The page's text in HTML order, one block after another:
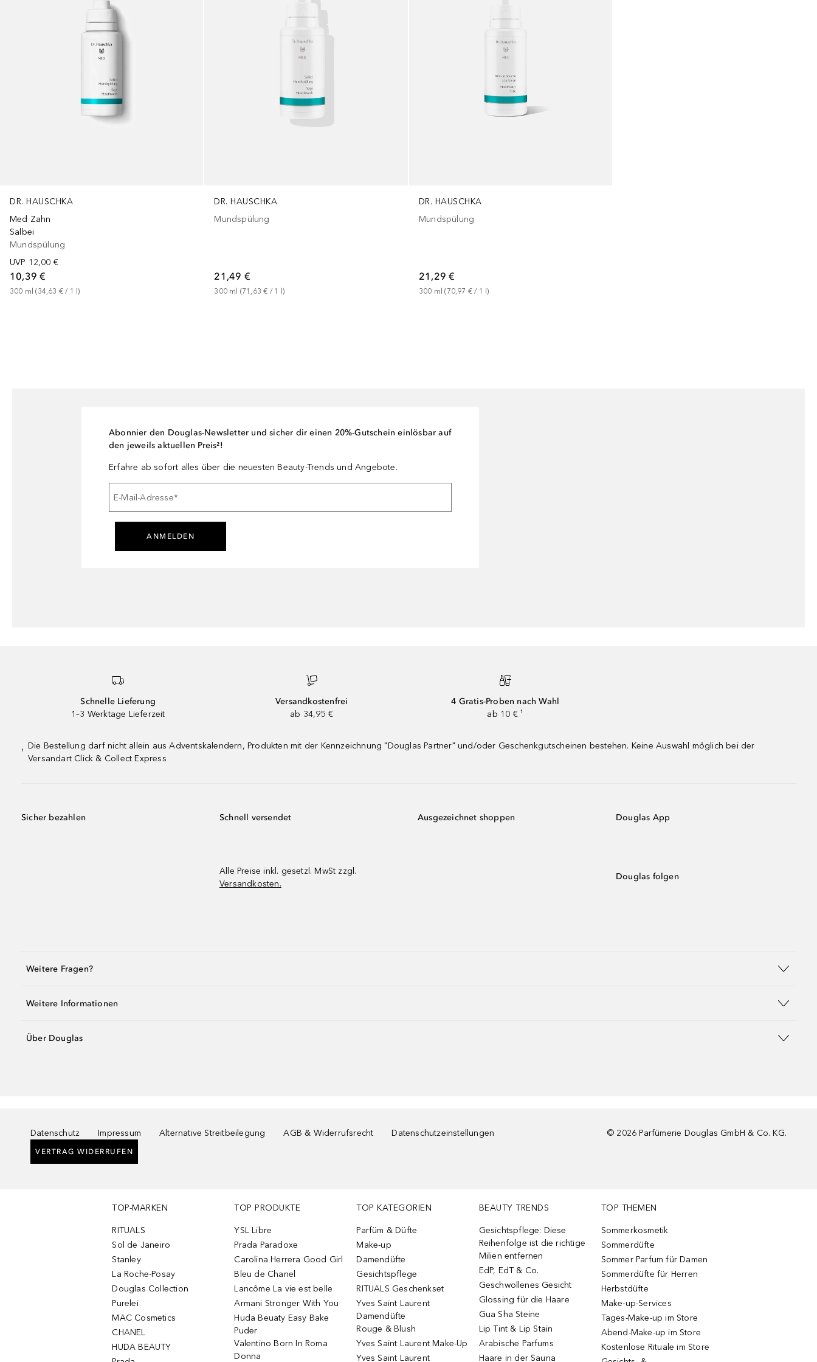
DR. HAUSCHKA
Med Zahn
Salbei
Mundspülung
UVP 12,00 €
10,39 €
300 ml (34,63 € / 1 l)
DR. HAUSCHKA
Mundspülung
21,49 €
300 ml (71,63 € / 1 )
DR. HAUSCHKA
Mundspülung
21,29 €
300 ml (70,97 € / 1 l)
Abonnier den Douglas-Newsletter und sicher dir einen 20%-Gutschein einlösbar auf
den jeweils aktuellen Preis²!
Erfahre ab sofort alles über die neuesten Beauty-Trends und Angebote.
E-Mail-Adresse*
ANMELDEN
Schnelle Lieferung
1–3 Werktage Lieferzeit
Versandkostenfrei
ab 34,95 €
4 Gratis-Proben nach Wahl
ab 10 € ¹
¹
Die Bestellung darf nicht allein aus Adventskalendern, Produkten mit der Kennzeichnung "Douglas Partner" und/oder Geschenkgutscheinen bestehen. Keine Auswahl möglich bei der
Versandart Click & Collect Express
Sicher bezahlen Schnell versendet
Alle Preise inkl. gesetzl. MwSt zzgl.
Versandkosten.
Ausgezeichnet shoppen Douglas App
Douglas folgen
Weitere Fragen?
Weitere Informationen
Über Douglas
Datenschutz Impressum Alternative Streitbeilegung AGB & Widerrufsrecht Datenschutzeinstellungen
VERTRAG WIDERRUFEN
© 2026 Parfümerie Douglas GmbH & Co. KG.
TOP-MARKEN
RITUALS
Sol de Janeiro
Stanley
La Roche-Posay
Douglas Collection
Purelei
MAC Cosmetics
CHANEL
HUDA BEAUTY
TOP PRODUKTE
YSL Libre
Prada Paradoxe
Carolina Herrera Good Girl
Bleu de Chanel
Lancôme La vie est belle
Armani Stronger With You
Huda Beuaty Easy Bake
Puder
Valentino Born In Roma
Donna
TOP KATEGORIEN
Parfüm & Düfte
Make-up
Damendüfte
Gesichtspflege
RITUALS Geschenkset
Yves Saint Laurent
Damendüfte
Rouge & Blush
Yves Saint Laurent Make-Up
Yves Saint Laurent
BEAUTY TRENDS
Gesichtspflege: Diese
Reihenfolge ist die richtige
Milien entfernen
EdP, EdT & Co.
Geschwollenes Gesicht
Glossing für die Haare
Gua Sha Steine
Lip Tint & Lip Stain
Arabische Parfums
Haare in der Sauna
TOP THEMEN
Sommerkosmetik
Sommerdüfte
Sommer Parfum für Damen
Sommerdüfte für Herren
Herbstdüfte
Make-up-Services
Tages-Make-up im Store
Abend-Make-up im Store
Kostenlose Rituale im Store